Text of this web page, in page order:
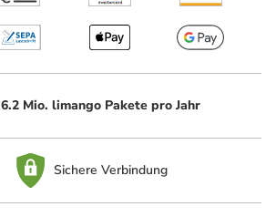
6.2 Mio. limango Pakete pro Jahr
Sichere Verbindung